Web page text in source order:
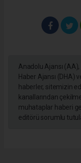
Anadolu Ajansı
Haber Ajansı (DHA)
haberler, sitemizin
kanallarından
muhataplar haberi
editörü sorumlu